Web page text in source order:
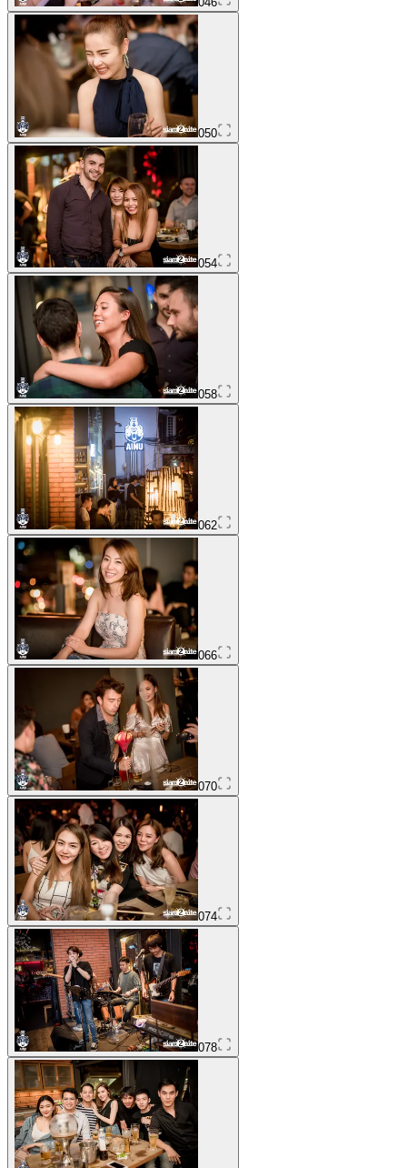
050
054
058
062
066
070
074
078